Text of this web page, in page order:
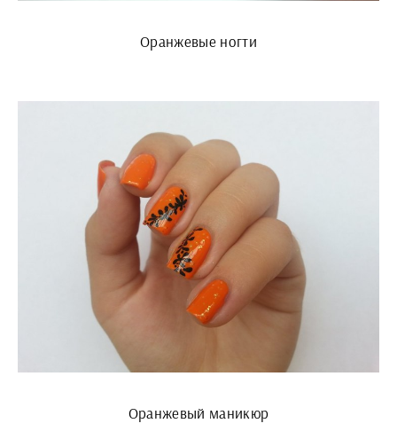
Оранжевые ногти
Оранжевый маникюр